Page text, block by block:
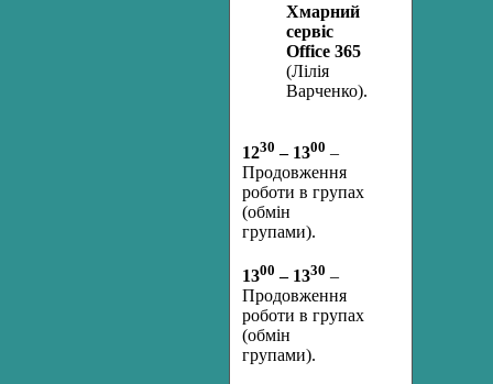
Хмарний
сервіс
Office 365
(Лілія
Варченко).
1230 – 1300 –
Продовження
роботи в групах
(обмін
групами).
1300 – 1330 –
Продовження
роботи в групах
(обмін
групами).